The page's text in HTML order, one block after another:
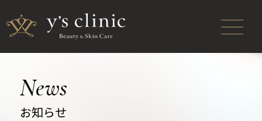
News
お知らせ